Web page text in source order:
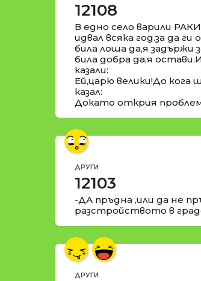
12108
В едно село варили
идвал всяка год.за да
била лоша да,я задържи
била добра да,я
казали:
Ей,царю велики!До
казал:
Докато открия
ДРУГИ
12103
-ДА пръдна ,или да не
разстройството в
ДРУГИ